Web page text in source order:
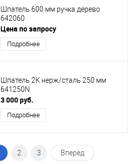
Шпатель 600 мм ручка дерево
642060
Цена по запросу
Подробнее
Шпатель 2К нерж/сталь 250 мм
641250N
3 000 руб.
Подробнее
2 3 Вперед